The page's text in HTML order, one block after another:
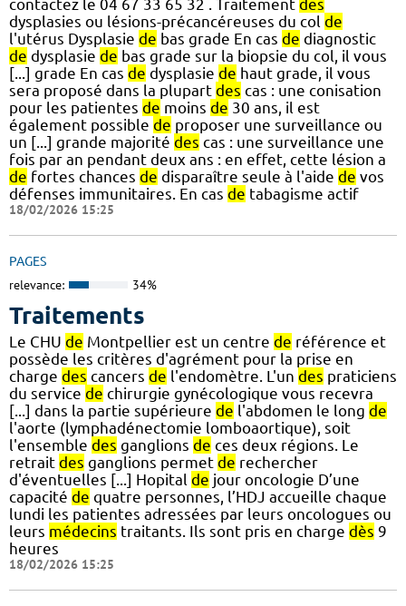
contactez le 04 67 33 65 32 . Traitement des
dysplasies ou lésions-précancéreuses du col de
l'utérus Dysplasie de bas grade En cas de diagnostic
de dysplasie de bas grade sur la biopsie du col, il vous
[...] grade En cas de dysplasie de haut grade, il vous
sera proposé dans la plupart des cas : une conisation
pour les patientes de moins de 30 ans, il est
également possible de proposer une surveillance ou
un [...] grande majorité des cas : une surveillance une
fois par an pendant deux ans : en effet, cette lésion a
de fortes chances de disparaître seule à l'aide de vos
défenses immunitaires. En cas de tabagisme actif
18/02/2026 15:25
PAGES
relevance: 34%
Traitements
Le CHU de Montpellier est un centre de référence et
possède les critères d'agrément pour la prise en
charge des cancers de l'endomètre. L'un des praticiens
du service de chirurgie gynécologique vous recevra
[...] dans la partie supérieure de l'abdomen le long de
l'aorte (lymphadénectomie lomboaortique), soit
l'ensemble des ganglions de ces deux régions. Le
retrait des ganglions permet de rechercher
d'éventuelles [...] Hopital de jour oncologie D’une
capacité de quatre personnes, l’HDJ accueille chaque
lundi les patientes adressées par leurs oncologues ou
leurs médecins traitants. Ils sont pris en charge dès 9
heures
18/02/2026 15:25